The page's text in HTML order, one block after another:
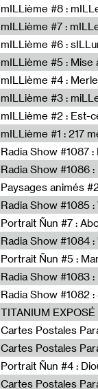
mILLième #8 :
mILLième #7 :
mILLième #6 :
mILLième #5 : Mise
mILLième #4 :
mILLième #3 :
mILLième #2 : Est-
mILLième #1 : 217
Radia Show #1087
Paysages animés
Portrait Ñun #7 :
Portrait Ñun #5 :
TITANIUM
Cartes Postales
Cartes Postales
Portrait Ñun #4 :
Cartes Postales